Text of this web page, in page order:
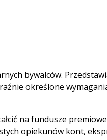
bywalców.
określone
na fundusze
opiekunów kont,